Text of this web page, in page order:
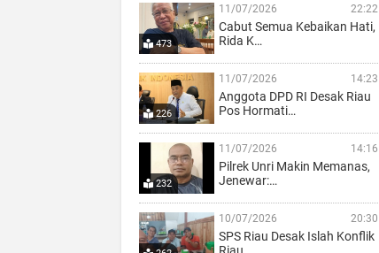
473
11/07/2026 22:22
Cabut Semua Kebaikan Hati,
Rida K…
226
11/07/2026 14:23
Anggota DPD RI Desak Riau
Pos Hormati…
232
11/07/2026 14:16
Pilrek Unri Makin Memanas,
Jenewar:…
10/07/2026 20:30
SPS Riau Desak Islah Konflik